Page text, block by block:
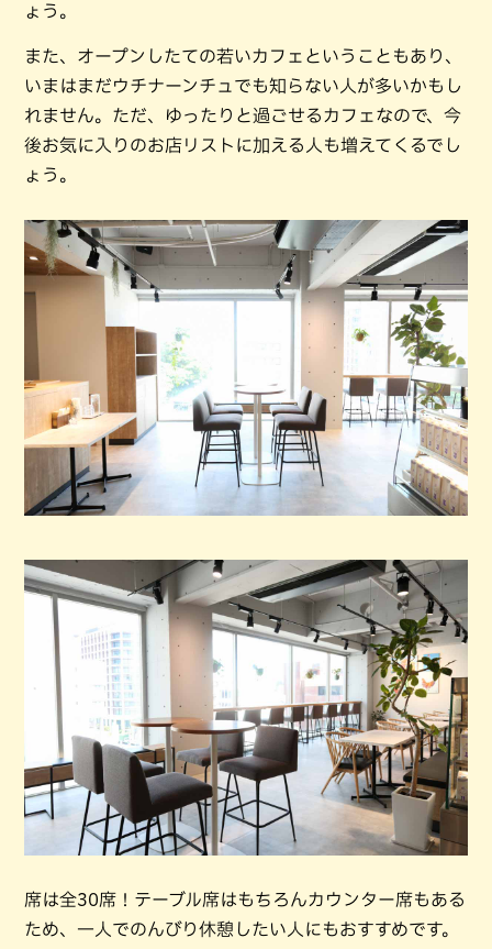
ょう。
また、オープンしたての若いカフェということもあり、
いまはまだウチナーンチュでも知らない人が多いかもし
れません。ただ、ゆったりと過ごせるカフェなので、今
後お気に入りのお店リストに加える人も増えてくるでし
ょう。
席は全30席！テーブル席はもちろんカウンター席もある
ため、一人でのんびり休憩したい人にもおすすめです。